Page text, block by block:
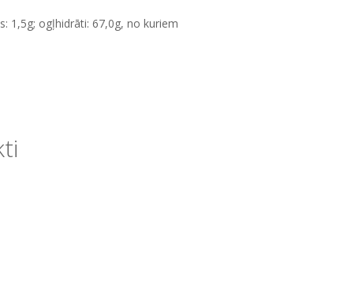
1,5g; ogļhidrāti: 67,0g, no kuriem